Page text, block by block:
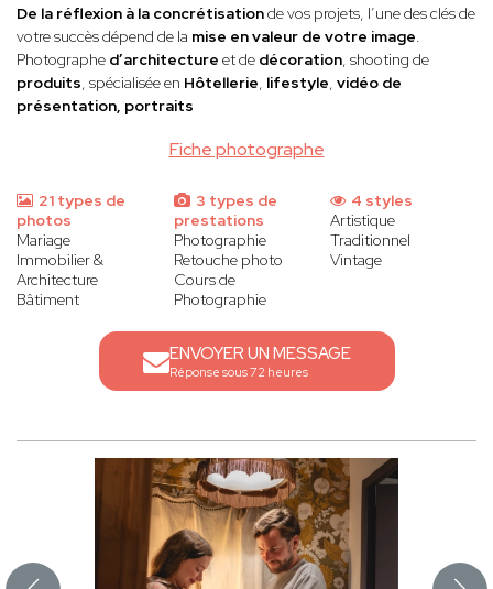
Fiche photographe
De la réflexion à la concrétisationde vos projets, l’une des clés de
votre succès dépend de la mise en valeur de votre image.
Photographe d’architecture et de décoration, shooting de
produits, spécialisée en Hôtellerie, lifestyle, vidéo de
présentation, portraits
21 types de
photos
Mariage
Immobilier &
Architecture
Bâtiment
3 types de
prestations
Photographie
Retouche photo
Cours de
Photographie
4 styles
Artistique
Traditionnel
Vintage
ENVOYER UN MESSAGE
Réponse sous 72 heures